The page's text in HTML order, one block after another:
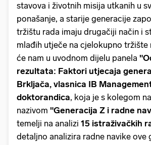
stavova i životnih misija utkanih u
ponašanje, a starije generacije
tržištu rada imaju drugačiji način i
mlađih utječe na cjelokupno tržište
će nam u uvodnom dijelu panela
rezultata: Faktori utjecaja
Brkljača, vlasnica IB
doktorandica, koja je s kolegom
nazivom "Generacija Z i radne
temelji na analizi 15 istraživačkih
detaljno analizira radne navike ove